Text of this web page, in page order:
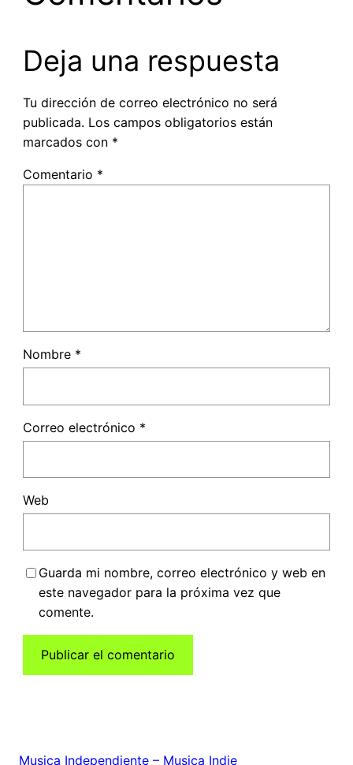
Deja una respuesta
Tu dirección de correo electrónico no será
publicada. Los campos obligatorios están
marcados con *
Comentario *
Nombre *
Correo electrónico *
Web
Guarda mi nombre, correo electrónico y web en
este navegador para la próxima vez que
comente.
Musica Independiente – Musica Indie